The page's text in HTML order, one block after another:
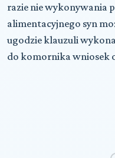
razie nie wykonywania
alimentacyjnego syn
ugodzie klauzuli
do komornika wniosek